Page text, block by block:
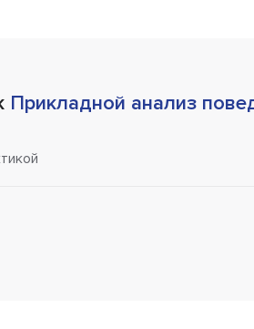
Прикладной анализ